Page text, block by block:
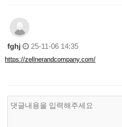
fghj 25-11-06 14:35
https://zellnerandcompany.com/